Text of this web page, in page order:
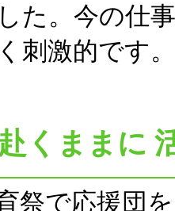
た。今の仕
刺激的です
くままに
祭で応援団